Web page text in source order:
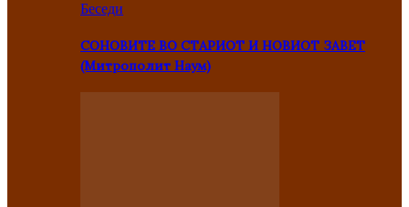
Беседи
СОНОВИТЕ ВО СТАРИОТ И НОВИОТ ЗАВЕТ
(Митрополит Наум)